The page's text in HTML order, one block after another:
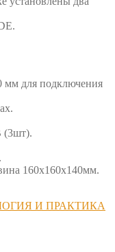
мм для подключения
(3шт).
160х160х140мм.
И ПРАКТИКА